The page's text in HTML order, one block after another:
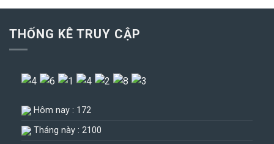
THỐNG KÊ TRUY CẬP
Hôm nay : 172
Tháng này : 2100